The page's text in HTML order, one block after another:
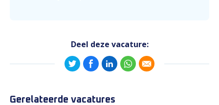
Deel deze vacature:
Gerelateerde vacatures